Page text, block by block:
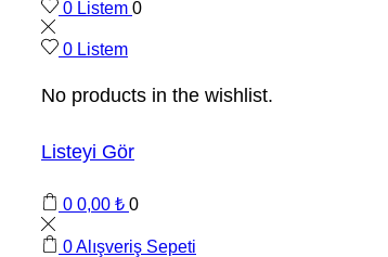
0 Listem 0
0 Listem
No products in the wishlist.
Listeyi Gör
0 0,00 ₺ 0
0Alışveriş Sepeti